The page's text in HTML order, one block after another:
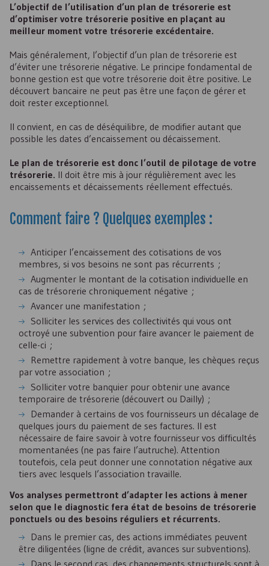
L’objectif de l’utilisation d’un plan de trésorerie est
d’optimiser votre trésorerie positive en plaçant au
meilleur moment votre trésorerie excédentaire.
Mais généralement, l’objectif d’un plan de trésorerie est
d’éviter une trésorerie négative. Le principe fondamental de
bonne gestion est que votre trésorerie doit être positive. Le
découvert bancaire ne peut pas être une façon de gérer et
doit rester exceptionnel.
Il convient, en cas de déséquilibre, de modifier autant que
possible les dates d’encaissement ou décaissement.
Le plan de trésorerie est donc l’outil de pilotage de votre
trésorerie. Il doit être mis à jour régulièrement avec les
encaissements et décaissements réellement effectués.
Comment faire ? Quelques exemples :
Anticiper l’encaissement des cotisations de vos
membres, si vos besoins ne sont pas récurrents ;
Augmenter le montant de la cotisation individuelle en
cas de trésorerie chroniquement négative ;
Avancer une manifestation ;
Solliciter les services des collectivités qui vous ont
octroyé une subvention pour faire avancer le paiement de
celle-ci ;
Remettre rapidement à votre banque, les chèques reçus
par votre association ;
Solliciter votre banquier pour obtenir une avance
temporaire de trésorerie (découvert ou Dailly) ;
Demander à certains de vos fournisseurs un décalage de
quelques jours du paiement de ses factures. Il est
nécessaire de faire savoir à votre fournisseur vos difficultés
momentanées (ne pas faire l’autruche). Attention
toutefois, cela peut donner une connotation négative aux
tiers avec lesquels l’association travaille.
Vos analyses permettront d’adapter les actions à mener
selon que le diagnostic fera état de besoins de trésorerie
ponctuels ou des besoins réguliers et récurrents.
Dans le premier cas, des actions immédiates peuvent
être diligentées (ligne de crédit, avances sur subventions).
Dans le second cas, des changements structurels sont à